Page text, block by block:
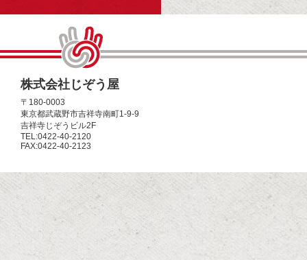
株式会社じぞう屋
〒180-0003
東京都武蔵野市吉祥寺南町1-9-9
吉祥寺じぞうビル2F
TEL:0422-40-2120
FAX:0422-40-2123